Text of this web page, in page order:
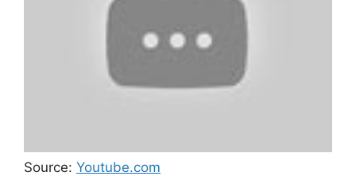
Source: Youtube.com